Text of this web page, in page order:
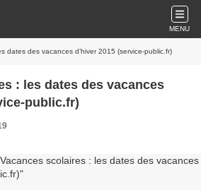
MENU
dates des vacances d’hiver 2015 (service-public.fr)
: les dates des vacances
public.fr)